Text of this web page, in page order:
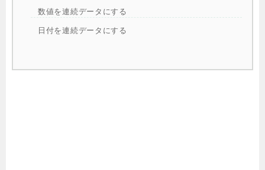
数値を連続データにする
日付を連続データにする